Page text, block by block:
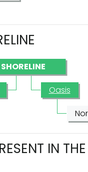
SHORELINE
Oasis
IN